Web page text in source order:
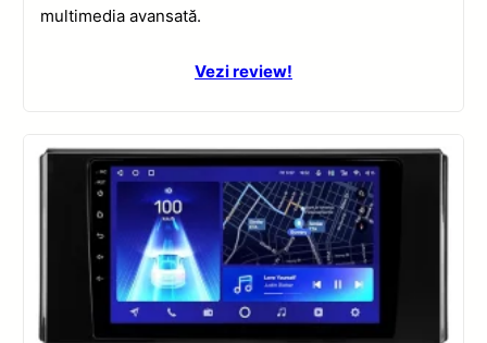
multimedia avansată.
Vezi review!